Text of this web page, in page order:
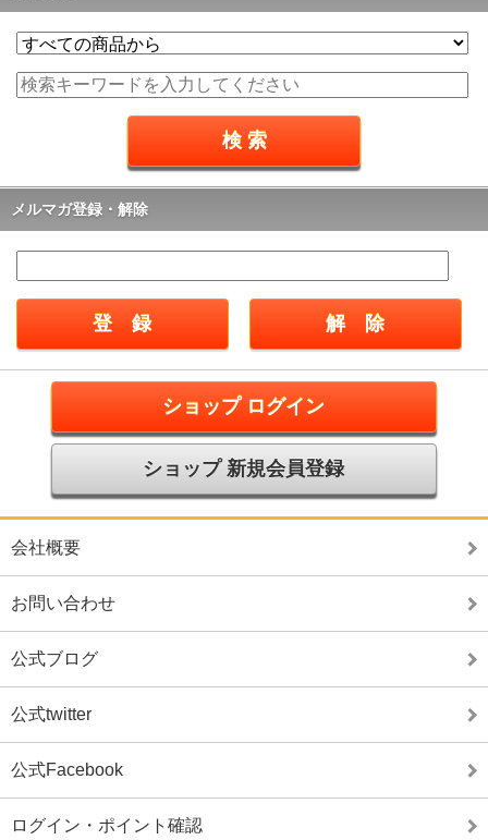
メルマガ登録・解除
ショップ ログイン
ショップ 新規会員登録
会社概要
お問い合わせ
公式ブログ
公式twitter
公式Facebook
ログイン・ポイント確認